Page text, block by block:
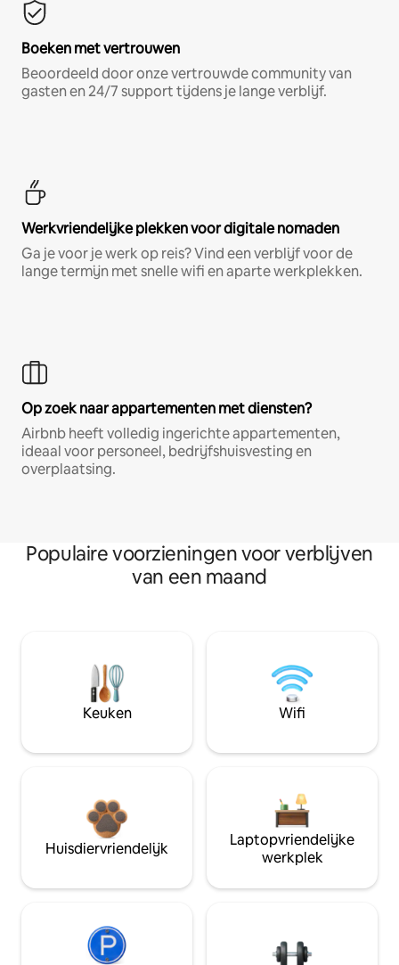
Boeken met vertrouwen
Beoordeeld door onze vertrouwde community van
gasten en 24/7 support tijdens je lange verblijf.
Werkvriendelijke plekken voor digitale nomaden
Ga je voor je werk op reis? Vind een verblijf voor de
lange termijn met snelle wifi en aparte werkplekken.
Op zoek naar appartementen met diensten?
Airbnb heeft volledig ingerichte appartementen,
ideaal voor personeel, bedrijfshuisvesting en
overplaatsing.
Populaire voorzieningen voor verblijven
van een maand
Keuken Wifi
Huisdiervriendelijk
Laptopvriendelijke
werkplek